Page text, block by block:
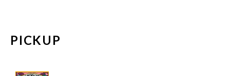
PICKUP